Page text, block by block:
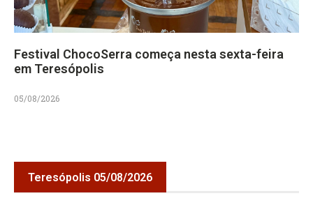
Festival ChocoSerra começa nesta sexta-feira
em Teresópolis
05/08/2026
Teresópolis 05/08/2026